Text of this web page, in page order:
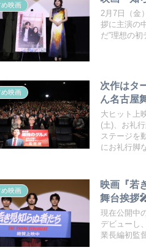
映画
2月7日（金
拶に主演の
だ”理想の初
映画
次作はタ
ん名古屋
大ヒット上
(土)、お礼
ステージを
にお礼行脚
映画
映画『若
舞台挨拶
現在公開中
デビューし
業長編初監